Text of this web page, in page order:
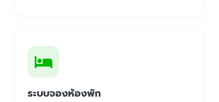
ระบบจองห้องพัก